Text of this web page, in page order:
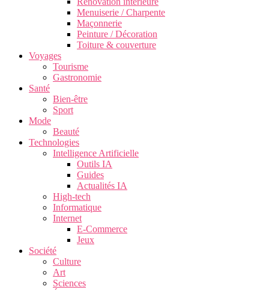
Menuiserie / Charpente
Maçonnerie
Peinture / Décoration
Toiture & couverture
Voyages
Tourisme
Gastronomie
Santé
Bien-être
Sport
Mode
Beauté
Technologies
Intelligence Artificielle
Outils IA
Guides
Actualités IA
High-tech
Informatique
Internet
E-Commerce
Jeux
Société
Culture
Art
Sciences